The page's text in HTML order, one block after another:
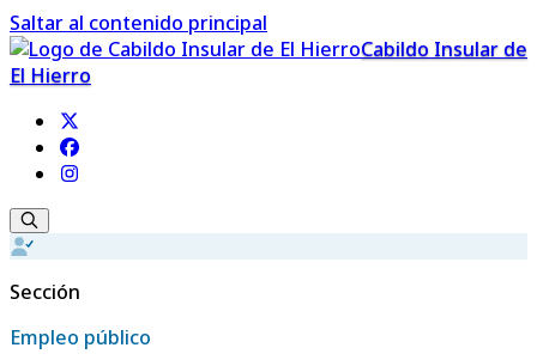
Saltar al contenido principal
Cabildo Insular de
El Hierro
Sección
Empleo público